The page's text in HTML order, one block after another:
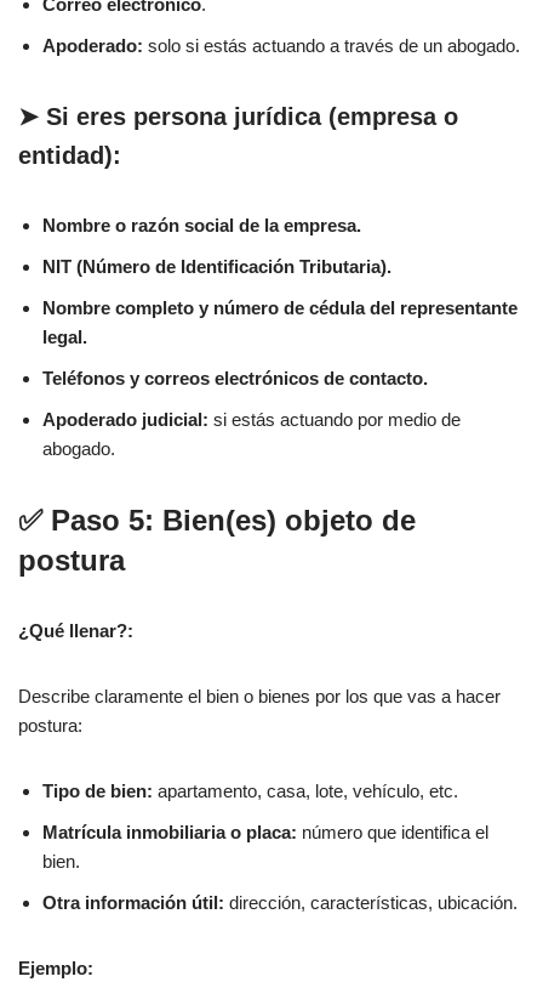
Correo electrónico.
Apoderado: solo si estás actuando a través de un abogado.
➤ Si eres persona jurídica(empresa o
entidad):
Nombre o razón social de la empresa.
NIT (Número de Identificación Tributaria).
Nombre completo y número de cédula del representante
legal.
Teléfonos y correos electrónicos de contacto.
Apoderado judicial: si estás actuando por medio de
abogado.
✅ Paso 5: Bien(es) objeto de
postura
¿Qué llenar?:
Describe claramente el bien o bienes por los que vas a hacer
postura:
Tipo de bien: apartamento, casa, lote, vehículo, etc.
Matrícula inmobiliaria o placa: número que identifica el
bien.
Otra información útil: dirección, características, ubicación.
Ejemplo: